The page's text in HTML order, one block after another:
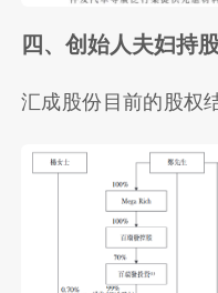
四、创始人夫妇持
汇成股份目前的股权